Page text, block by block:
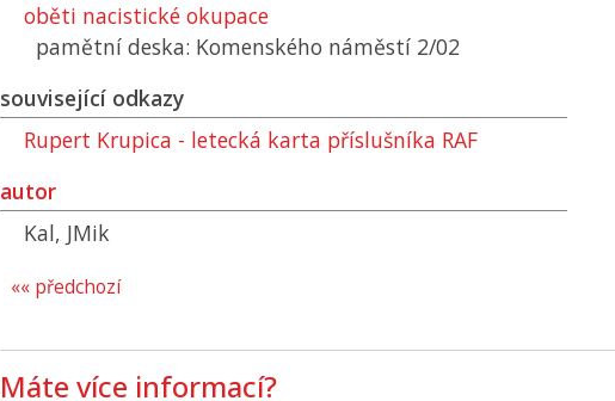
oběti nacistické okupace
pamětní deska: Komenského náměstí 2/02
související odkazy
Rupert Krupica - letecká karta příslušníka RAF
autor
Kal, JMik
«« předchozí
Máte více informací?